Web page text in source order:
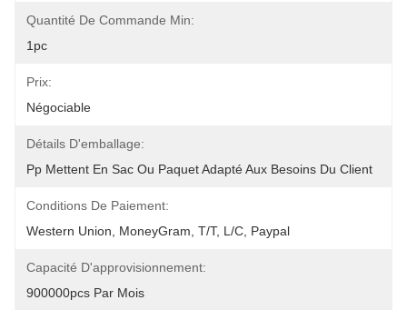
Quantité De Commande Min:
1pc
Prix:
Négociable
Détails D'emballage:
Pp Mettent En Sac Ou Paquet Adapté Aux Besoins Du Client
Conditions De Paiement:
Western Union, MoneyGram, T/T, L/C, Paypal
Capacité D'approvisionnement:
900000pcs Par Mois